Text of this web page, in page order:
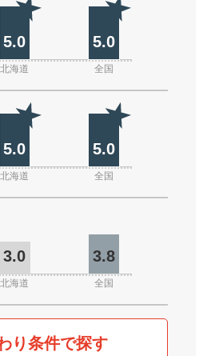
5.0 5.0
北海道 全国
5.0 5.0
北海道 全国
3.0 3.8
北海道 全国
り条件で探す